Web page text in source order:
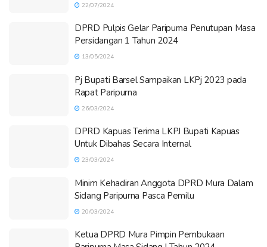
22/07/2024
DPRD Pulpis Gelar Paripurna Penutupan Masa
Persidangan 1 Tahun 2024
13/05/2024
Pj Bupati Barsel Sampaikan LKPj 2023 pada
Rapat Paripurna
26/03/2024
DPRD Kapuas Terima LKPJ Bupati Kapuas
Untuk Dibahas Secara Internal
23/03/2024
Minim Kehadiran Anggota DPRD Mura Dalam
Sidang Paripurna Pasca Pemilu
20/03/2024
Ketua DPRD Mura Pimpin Pembukaan